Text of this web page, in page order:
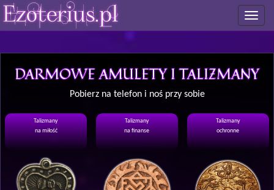
Toggle
DARMOWE AMULETY I TALIZMANY
Pobierz na telefon i noś przy sobie
Talizmany
na miłość
Talizmany
na finanse
Talizmany
ochronne